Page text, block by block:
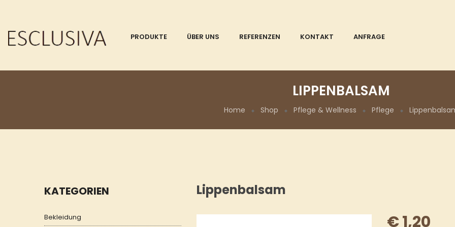
PRODUKTE ÜBER UNS REFERENZEN KONTAKT ANFRAGE
LIPPENBALSAM
Home Shop Pflege & Wellness Pflege
KATEGORIEN
Bekleidung
Lippenbalsam
€1,20